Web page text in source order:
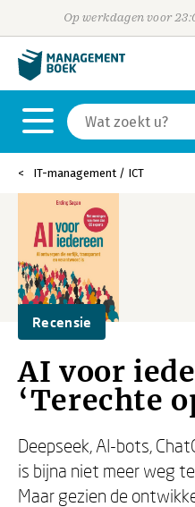
Op werkdagen voor
IT-management / ICT
Recensie
AI voor
‘Terechte
Deepseek, AI-bots,
is bijna niet meer weg
Maar gezien de